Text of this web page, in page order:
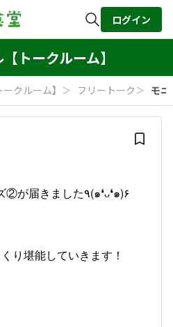
検索
ログイン
トークルーム】
クルーム】 ＞ フリートーク ＞
モニターお菓子シリーズ②が届きました٩(๑❛ᴗ❛๑)۶
り堪能していきます！